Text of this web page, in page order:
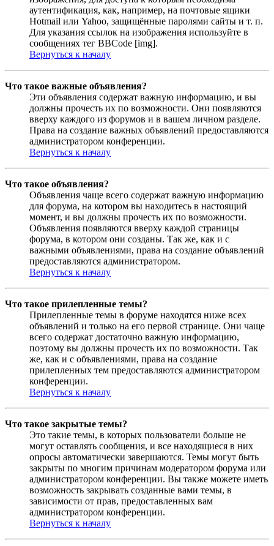
аутентификация, как, например, на почтовые ящики
Hotmail или Yahoo, защищённые паролями сайты и т. п.
Для указания ссылок на изображения используйте в
сообщениях тег BBCode [img].
Вернуться к началу
Что такое важные объявления?
Эти объявления содержат важную информацию, и вы
должны прочесть их по возможности. Они появляются
вверху каждого из форумов и в вашем личном разделе.
Права на создание важных объявлений предоставляются
администратором конференции.
Вернуться к началу
Что такое объявления?
Объявления чаще всего содержат важную информацию
для форума, на котором вы находитесь в настоящий
момент, и вы должны прочесть их по возможности.
Объявления появляются вверху каждой страницы
форума, в котором они созданы. Так же, как и с
важными объявлениями, права на создание объявлений
предоставляются администратором.
Вернуться к началу
Что такое прилепленные темы?
Прилепленные темы в форуме находятся ниже всех
объявлений и только на его первой странице. Они чаще
всего содержат достаточно важную информацию,
поэтому вы должны прочесть их по возможности. Так
же, как и с объявлениями, права на создание
прилепленных тем предоставляются администратором
конференции.
Вернуться к началу
Что такое закрытые темы?
Это такие темы, в которых пользователи больше не
могут оставлять сообщения, и все находящиеся в них
опросы автоматически завершаются. Темы могут быть
закрыты по многим причинам модератором форума или
администратором конференции. Вы также можете иметь
возможность закрывать созданные вами темы, в
зависимости от прав, предоставленных вам
администратором конференции.
Вернуться к началу